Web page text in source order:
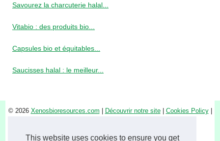
This website uses cookies to ensure you get
Savourez la charcuterie halal...
Vitabio : des produits bio...
Capsules bio et équitables...
Saucisses halal : le meilleur...
© 2026 Xenosbioresources.com Découvrir notre site| Cookies Policy|